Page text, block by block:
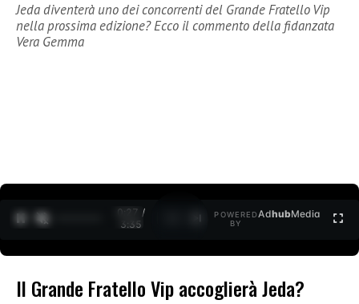
Jeda diventerà uno dei concorrenti del Grande Fratello Vip
nella prossima edizione? Ecco il commento della fidanzata
Vera Gemma
0:27 /
3:35
POWERED
BY
AdhubMedia
Il Grande Fratello Vip accoglierà Jeda?